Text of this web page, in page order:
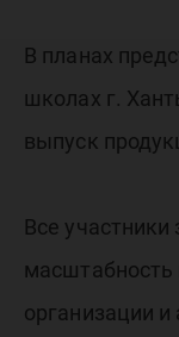
В планах
школах г.
выпуск
Все
масштабность
организации и